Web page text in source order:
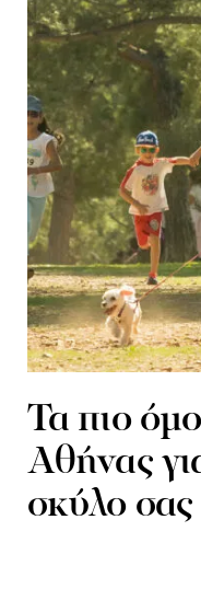
Τα πιο
Αθήνας
σκύλο σας